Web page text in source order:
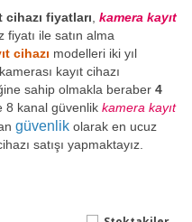
cihazı fiyatları kamera kayıt
fiyatı ile satın alma
cihazı modelleri iki yıl
kayıt cihazı
sahip olmakla beraber 4
8 kanal güvenlik kamera kayıt
güvenlik olarak en ucuz
satışı yapmaktayız.